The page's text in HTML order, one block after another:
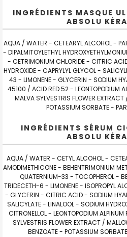
INGRÉDIENTS MASQUE
ABSOLU
AQUA / WATER - CETEARYL ALCOHOL -
- DIPALMITOYLETHYL
- CETRIMONIUM CHLORIDE - CITRIC
HYDROXIDE - CAPRYLYL GLYCOL -
43 - LIMONENE - GLYCERIN - SODIUM
45100 / ACID RED 52 - LEONTOPODIUM
MALVA SYLVESTRIS FLOWER
POTASSIUM SORBATE -
INGRÉDIENTS SÉRUM
ABSOLU
AQUA / WATER - CETYL ALCOHOL -
AMODIMETHICONE - BEHENTRIMONIUM
QUATERNIUM-33 - TOCOPHEROL -
TRIDECETH-6 - LIMONENE - ISOPROPYL
- GLYCERIN - CITRIC ACID - SODIUM
SALICYLATE - LINALOOL - SODIUM
CITRONELLOL - LEONTOPODIUM
SYLVESTRIS FLOWER EXTRACT /
BENZOATE - POTASSIUM